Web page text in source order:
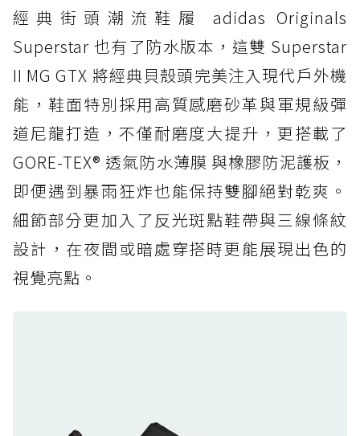
防水鞋推薦 4. ASICS TRABUCO 14 GTX：搭
載 GORE-TEX 隱形貼合科技，全方位防水神鞋
防水鞋推薦 5. Salomon XT-6 GORE-TEX：潮
人必備山系鞋王！防滑、防水與街頭顏值一次攻
頂
防水鞋推薦 6. HOKA Stinson Evo GTX：越野
復刻厚底，GORE-TEX 防水與增高神器一次滿
黃靴同級頂級防水，輕量化工裝健走鞋雨天必備
防水鞋推薦 7. Timberland Motion Access：
黃靴同級頂級防水，輕量化工裝健走鞋雨天必備
經典街頭潮流鞋履 adidas Originals
Superstar 也有了防水版本，這雙 Superstar
II MG GTX 將經典貝殼頭完美注入現代戶外機
能，鞋面特別採用高質感磨砂革與軍規級彈
道尼龍打造，不僅耐磨度大提升，更搭載了
GORE-TEX® 透氣防水薄膜 與橡膠防泥護板，
即便遇到暴雨狂炸也能保持雙腳絕對乾爽。
細節部分更加入了反光斑點鞋帶與三線條紋
設計，在夜間或暗處穿搭時更能展現出色的
視覺亮點。